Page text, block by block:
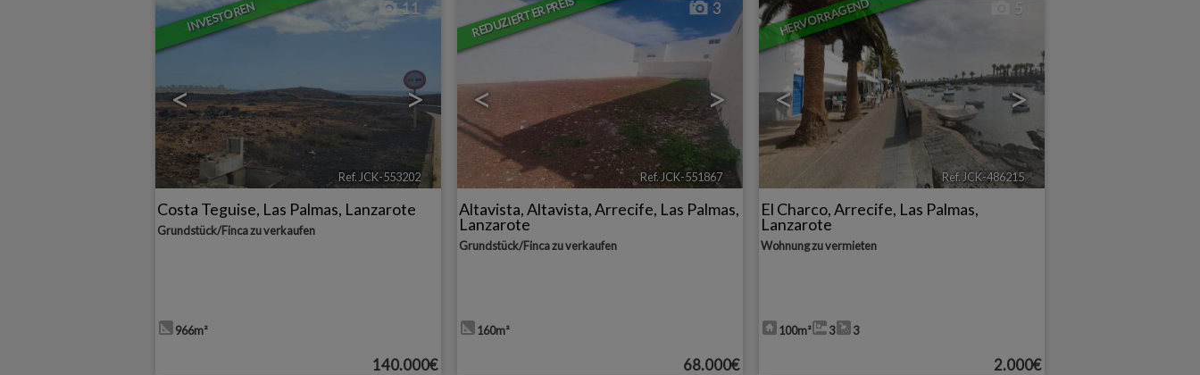
INVESTOREN
< >
11
Ref. JCK-553202 🔗
Costa Teguise, Las Palmas, Lanzarote
Grundstück/Finca zu verkaufen
966m²
140.000€
REDUZIERTER PREIS
< >
3
Ref. JCK-551867 🔗
Altavista,Altavista,Arrecife, Las Palmas,
Lanzarote
Grundstück/Finca zu verkaufen
160m²
68.000€
HERVORRAGEND
< >
5
Ref. JCK-486215🔗
El Charco,Arrecife, Las Palmas,
Lanzarote
Wohnung zu vermieten
100m² 3 3
2.000€